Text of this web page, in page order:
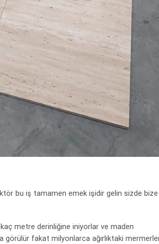
bu iş tamamen emek işidir gelin sizde bize
metre derinliğine iniyorlar ve maden
görülür fakat milyonlarca ağırlıktaki